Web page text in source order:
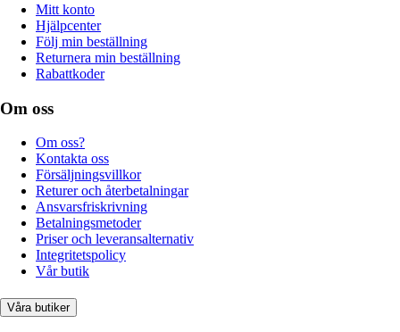
Mitt konto
Hjälpcenter
Följ min beställning
Returnera min beställning
Rabattkoder
Om oss
Om oss?
Kontakta oss
Försäljningsvillkor
Returer och återbetalningar
Ansvarsfriskrivning
Betalningsmetoder
Priser och leveransalternativ
Integritetspolicy
Vår butik
Våra butiker